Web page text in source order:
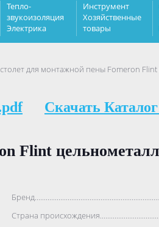
Тепло-
звукоизоляция
Электрика
Инструмент
Хозяйственные
товары
для монтажной пены Fomeron
Скачать
Flint
Страна